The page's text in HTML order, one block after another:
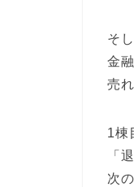
そ
金
売
1棟
「
次